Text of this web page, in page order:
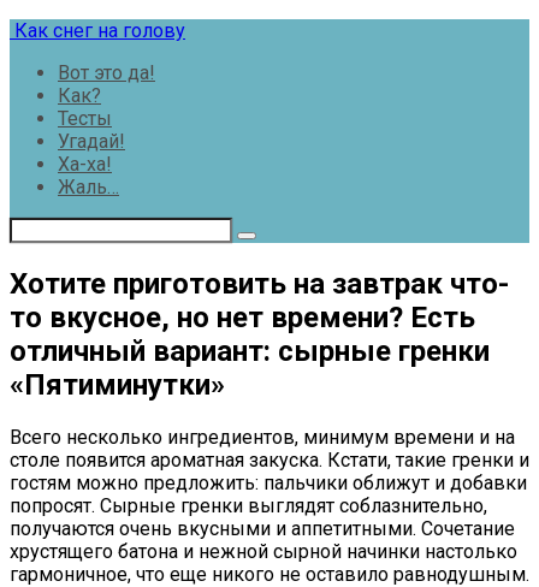
Перейти
контенту
Как снег на голову
Вот это да!
Как?
Тесты
Угадай!
Ха-ха!
Жаль…
Хотите приготовить на завтрак что-
то вкусное, но нет времени? Есть
отличный вариант: сырные гренки
«Пятиминутки»
Всего несколько ингредиентов, минимум времени и на
столе появится ароматная закуска. Кстати, такие гренки и
гостям можно предложить: пальчики оближут и добавки
попросят. Сырные гренки выглядят соблазнительно,
получаются очень вкусными и аппетитными. Сочетание
хрустящего батона и нежной сырной начинки настолько
гармоничное, что еще никого не оставило равнодушным.